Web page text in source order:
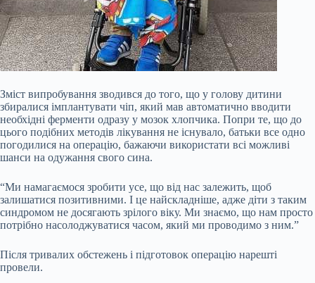
Зміст випробування зводився до того, що у голову дитини
збиралися імплантувати чіп, який мав автоматично вводити
необхідні ферменти одразу у мозок хлопчика. Попри те, що до
цього подібних методів лікування не існувало, батьки все одно
погодилися на операцію, бажаючи використати всі можливі
шанси на одужання свого сина.
“Ми намагаємося зробити усе, що від нас залежить, щоб
залишатися позитивними. І це найскладніше, адже діти з таким
синдромом не досягають зрілого віку. Ми знаємо, що нам просто
потрібно насолоджуватися часом, який ми проводимо з ним.”
Після тривалих обстежень і підготовок операцію нарешті
провели.